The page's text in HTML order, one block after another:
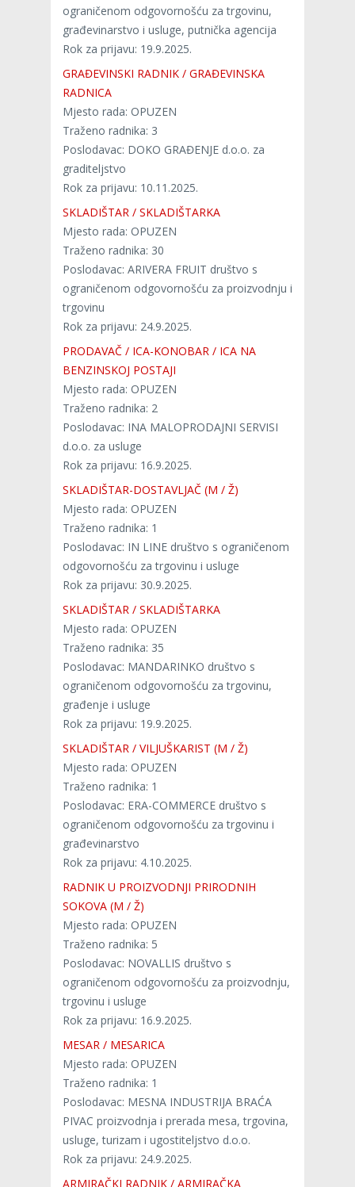
ograničenom odgovornošću za trgovinu,
građevinarstvo i usluge, putnička agencija
Rok za prijavu: 19.9.2025.
GRAĐEVINSKI RADNIK / GRAĐEVINSKA
RADNICA
Mjesto rada: OPUZEN
Traženo radnika: 3
Poslodavac: DOKO GRAĐENJE d.o.o. za
graditeljstvo
Rok za prijavu: 10.11.2025.
SKLADIŠTAR / SKLADIŠTARKA
Mjesto rada: OPUZEN
Traženo radnika: 30
Poslodavac: ARIVERA FRUIT društvo s
ograničenom odgovornošću za proizvodnju i
trgovinu
Rok za prijavu: 24.9.2025.
PRODAVAČ / ICA-KONOBAR / ICA NA
BENZINSKOJ POSTAJI
Mjesto rada: OPUZEN
Traženo radnika: 2
Poslodavac: INA MALOPRODAJNI SERVISI
d.o.o. za usluge
Rok za prijavu: 16.9.2025.
SKLADIŠTAR-DOSTAVLJAČ (M / Ž)
Mjesto rada: OPUZEN
Traženo radnika: 1
Poslodavac: IN LINE društvo s ograničenom
odgovornošću za trgovinu i usluge
Rok za prijavu: 30.9.2025.
SKLADIŠTAR / SKLADIŠTARKA
Mjesto rada: OPUZEN
Traženo radnika: 35
Poslodavac: MANDARINKO društvo s
ograničenom odgovornošću za trgovinu,
građenje i usluge
Rok za prijavu: 19.9.2025.
SKLADIŠTAR / VILJUŠKARIST (M / Ž)
Mjesto rada: OPUZEN
Traženo radnika: 1
Poslodavac: ERA-COMMERCE društvo s
ograničenom odgovornošću za trgovinu i
građevinarstvo
Rok za prijavu: 4.10.2025.
RADNIK U PROIZVODNJI PRIRODNIH
SOKOVA (M / Ž)
Mjesto rada: OPUZEN
Traženo radnika: 5
Poslodavac: NOVALLIS društvo s
ograničenom odgovornošću za proizvodnju,
trgovinu i usluge
Rok za prijavu: 16.9.2025.
MESAR / MESARICA
Mjesto rada: OPUZEN
Traženo radnika: 1
Poslodavac: MESNA INDUSTRIJA BRAĆA
PIVAC proizvodnja i prerada mesa, trgovina,
usluge, turizam i ugostiteljstvo d.o.o.
Rok za prijavu: 24.9.2025.
ARMIRAČKI RADNIK / ARMIRAČKA